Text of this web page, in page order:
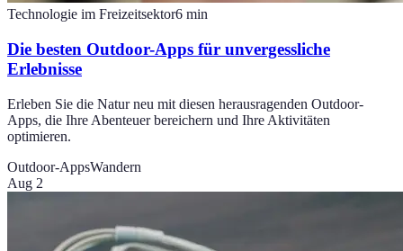
Technologie im Freizeitsektor6 min
Die besten Outdoor-Apps für unvergessliche
Erlebnisse
Erleben Sie die Natur neu mit diesen herausragenden Outdoor-
Apps, die Ihre Abenteuer bereichern und Ihre Aktivitäten
optimieren.
Outdoor-AppsWandern
Aug 2